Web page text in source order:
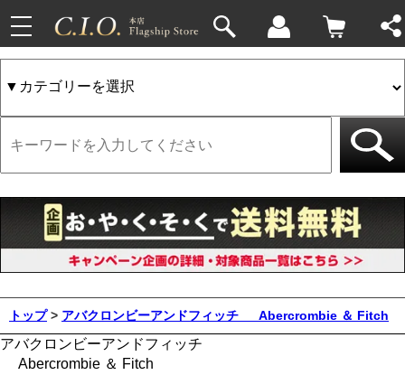
toggle
navigation
トップ > アバクロンビーアンドフィッチ Abercrombie ＆ Fitch
アバクロンビーアンドフィッチ
Abercrombie ＆ Fitch